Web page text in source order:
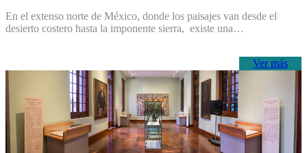
En el extenso norte de México, donde los paisajes van desde el
desierto costero hasta la imponente sierra, existe una…
Ver más